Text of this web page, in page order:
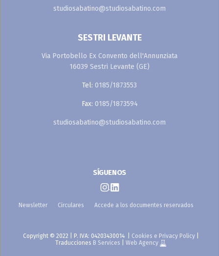
studiosabatino@studiosabatino.com
SESTRI LEVANTE
Via Portobello Ex Convento dell'Annunziata
16039 Sestri Levante (GE)
Tel: 0185/1873553
Fax: 0185/1873594
studiosabatino@studiosabatino.com
SÍGUENOS
Newsletter Circulares Accede a los documentes reservados
Copyright © 2022 | P. IVA: 04203430014 | Cookies e Privacy Policy|
Traducciones B Services Web Agency